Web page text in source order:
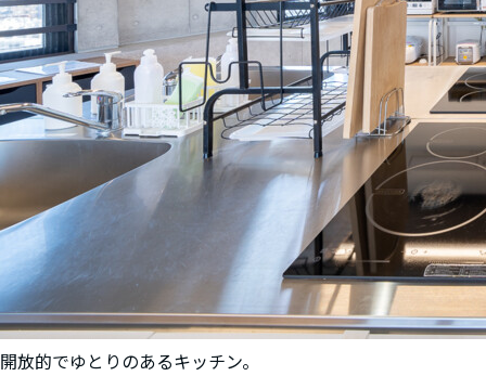
開放的でゆとりのあるキッチン。